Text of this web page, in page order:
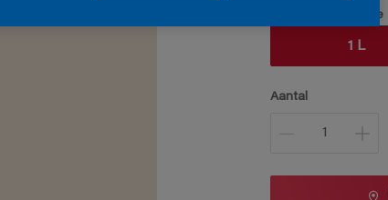
Verpakkingsgrootte
1 L
Aantal